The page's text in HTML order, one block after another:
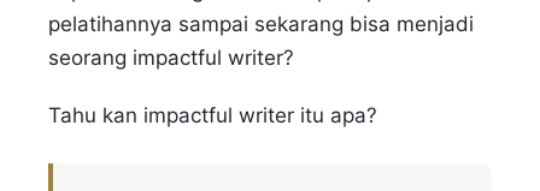
pelatihannya sampai sekarang bisa menjadi
seorang impactful writer?
Tahu kan impactful writer itu apa?